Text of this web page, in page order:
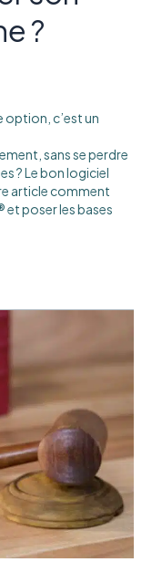
?
option, c’est un
sans se perdre
? Le bon logiciel
article comment
et poser les bases